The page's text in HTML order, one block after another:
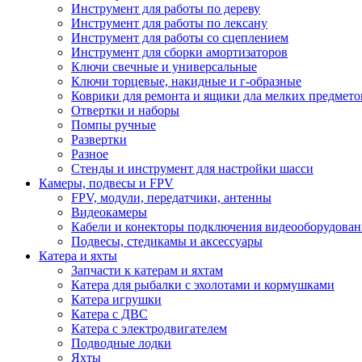
Инструмент для работы по дереву
Инструмент для работы по лексану
Инструмент для работы со сцеплением
Инструмент для сборки амортизаторов
Ключи свечные и универсальные
Ключи торцевые, накидные и г-образные
Коврики для ремонта и ящики дла мелких
Отвертки и наборы
Помпы ручные
Развертки
Разное
Стенды и инструмент для настройки шасси
Камеры, подвесы и FPV
FPV, модули, передатчики, антенны
Видеокамеры
Кабели и конекторы подключения
Подвесы, стедикамы и аксессуары
Катера и яхты
Запчасти к катерам и яхтам
Катера для рыбалки с эхолотами и кормушками
Катера игрушки
Катера с ДВС
Катера с электродвигателем
Подводные лодки
Яхты